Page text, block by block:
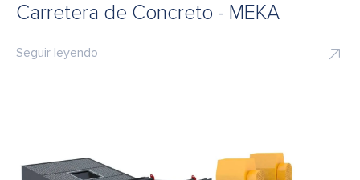
Carretera de Concreto - MEKA
Seguir leyendo